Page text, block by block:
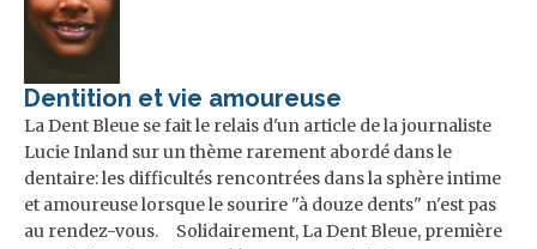
Dentition et vie amoureuse
La Dent Bleue se fait le relais d'un article de la journaliste
Lucie Inland sur un thème rarement abordé dans le
dentaire: les difficultés rencontrées dans la sphère intime
et amoureuse lorsque le sourire "à douze dents" n'est pas
au rendez-vous. Solidairement, La Dent Bleue, première